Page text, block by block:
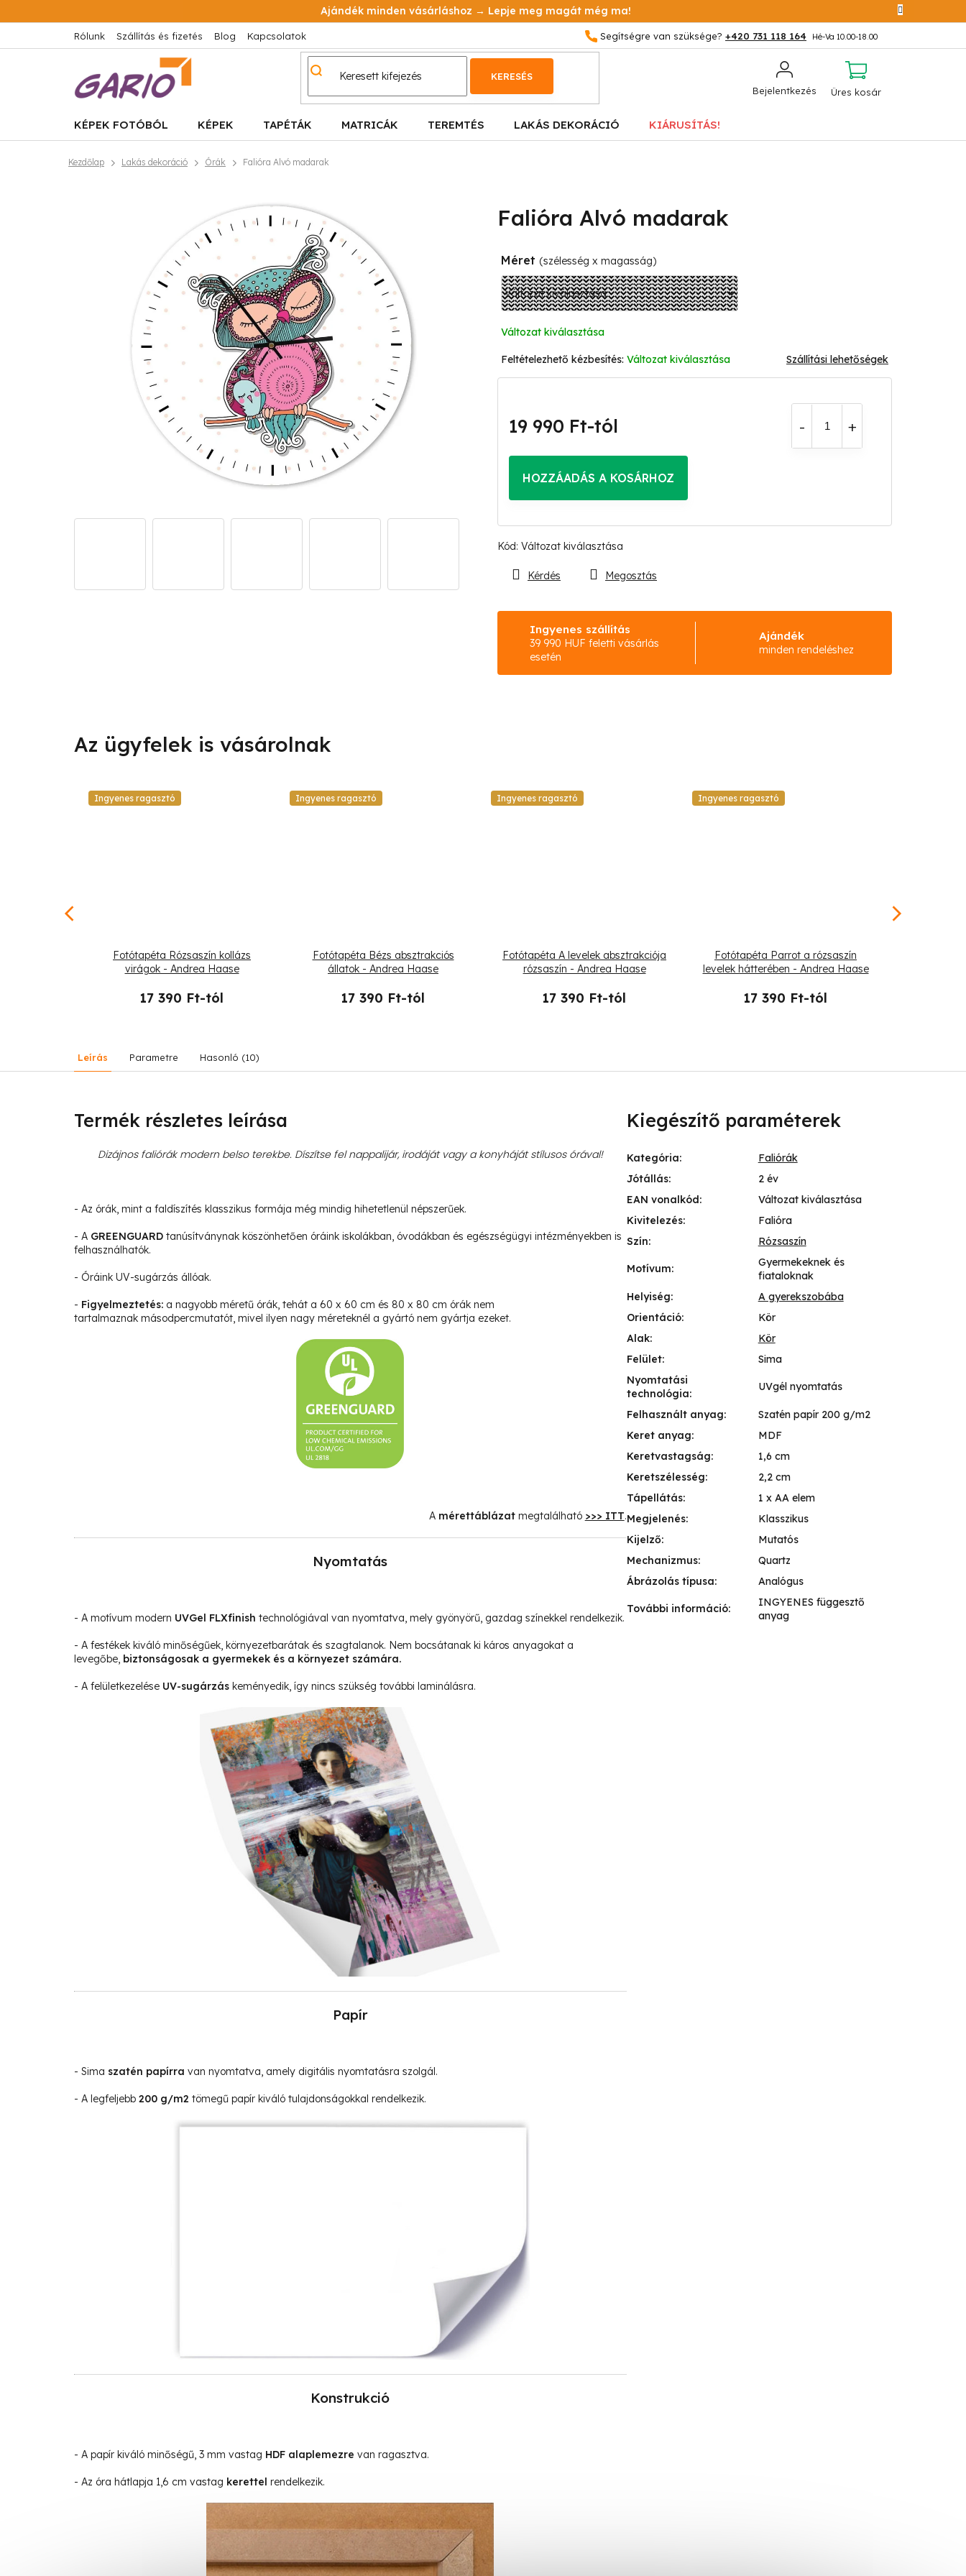
a
tartalomhoz
Ajándék minden vásárláshoz → Lepje meg magát még ma!
+420 731 118 164
Rólunk Szállítás és fizetés Blog Kapcsolatok
Bejelentkezés
KERESÉS
KOSÁR
Üres kosár
KÉPEK FOTÓBÓL KÉPEK TAPÉTÁK MATRICÁK TEREMTÉS LAKÁS DEKORÁCIÓ KIÁRUSÍTÁS!
Kezdőlap Lakás dekoráció Órák Falióra Alvó madarak
Falióra Alvó madarak
Kód: Változat kiválasztása
Méret (szélesség x magasság)
Változat kiválasztása
Változat kiválasztása Szállítási lehetőségek
19 990 Ft-tól
HOZZÁADÁS A KOSÁRHOZ
Ingyenes szállítás
39 990 HUF feletti vásárlás
esetén
Ajándék
minden rendeléshez
Kérdés Megosztás
Ingyenes ragasztó
Fotótapéta Rózsaszín kollázs
virágok - Andrea Haase
17 390 Ft-tól
Ingyenes ragasztó
Fotótapéta Bézs absztrakciós
állatok - Andrea Haase
17 390 Ft-tól
Ingyenes ragasztó
Fotótapéta A levelek absztrakciója
rózsaszín - Andrea Haase
17 390 Ft-tól
Ingyenes ragasztó
Fotótapéta Parrot a rózsaszín
levelek hátterében - Andrea Haase
17 390 Ft-tól
Leírás Parametre Hasonló (10)
Termék részletes leírása
Dizájnos faliórák modern belso terekbe. Díszítse fel nappalijár, irodáját vagy a konyháját stílusos órával!
- Az órák, mint a faldíszítés klasszikus formája még mindig hihetetlenül népszerűek.
- A GREENGUARD tanúsítványnak köszönhetően óráink iskolákban, óvodákban és egészségügyi intézményekben is
felhasználhatók.
- Óráink UV-sugárzás állóak.
- Figyelmeztetés: a nagyobb méretű órák, tehát a 60 x 60 cm és 80 x 80 cm órák nem
tartalmaznak másodpercmutatót, mivel ilyen nagy méreteknél a gyártó nem gyártja ezeket.
A mérettáblázat megtalálható >>> ITT.
Nyomtatás
- A motívum modern UVGel FLXfinish technológiával van nyomtatva, mely gyönyörű, gazdag színekkel rendelkezik.
- A festékek kiváló minőségűek, környezetbarátak és szagtalanok. Nem bocsátanak ki káros anyagokat a
levegőbe, biztonságosak a gyermekek és a környezet számára.
- A felületkezelése UV-sugárzás keményedik, így nincs szükség további laminálásra.
Papír
- Sima szatén papírra van nyomtatva, amely digitális nyomtatásra szolgál.
- A legfeljebb 200 g/m2 tömegű papír kiváló tulajdonságokkal rendelkezik.
Konstrukció
- A papír kiváló minőségű, 3 mm vastag HDF alaplemezre van ragasztva.
- Az óra hátlapja 1,6 cm vastag kerettel rendelkezik.
Kiegészítő paraméterek
Kategória:
Faliórák
Jótállás:
2 év
EAN vonalkód:
Változat kiválasztása
Kivitelezés:
Falióra
Szín: Rózsaszín
Motívum:
Gyermekeknek és
fiataloknak
Helyiség:
A gyerekszobába
Orientáció:
Kör
Alak:
Kör
Felület:
Sima
Nyomtatási
technológia:
UVgél nyomtatás
Felhasznált anyag:
Szatén papír 200 g/m2
Keret anyag:
MDF
Keretvastagság:
1,6 cm
Keretszélesség:
2,2 cm
Tápellátás:
1 x AA elem
Megjelenés:
Klasszikus
Kijelző:
Mutatós
Mechanizmus:
Quartz
Ábrázolás típusa: Analógus
További információ:
INGYENES függesztő
anyag